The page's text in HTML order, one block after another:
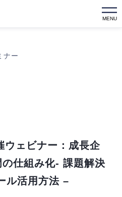
MENU
ナー
ウェビナー：成長企
仕組み化- 課題解決
ル活用方法 –